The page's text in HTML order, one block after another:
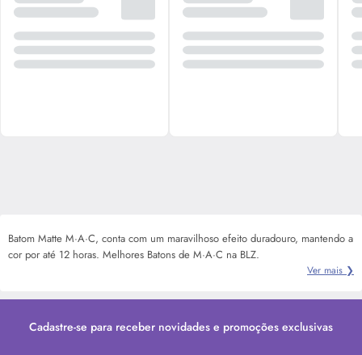
Batom Matte M·A·C, conta com um maravilhoso efeito duradouro, mantendo a
cor por até 12 horas. Melhores Batons de M·A·C na BLZ.
Ver mais ❯
Cadastre-se para receber novidades e promoções exclusivas